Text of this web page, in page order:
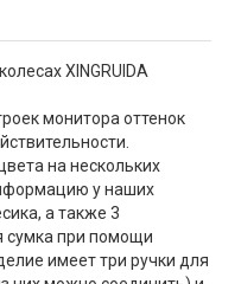
XINGRUIDA
монитора оттенок
на нескольких
у наших
а также 3
сумка при помощи
имеет три ручки для